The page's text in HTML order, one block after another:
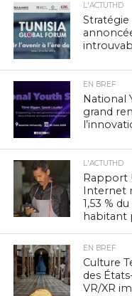
L'ACTUTHD
Stratégie
EN BREF
National
grand
L'ACTUTHD
Rapport
Internet
1,53 %
habitant
EN BREF
Culture
des
VR/XR